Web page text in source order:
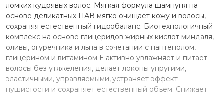
ломких кудрявых волос. Мягкая формула шампуня на
основе деликатных ПАВ мягко очищает кожу и волосы,
сохраняя естественный гидробаланс. Биотехнологичный
комплекс на основе глицеридов жирных кислот миндаля,
оливы, огуречника и льна в сочетании с пантенолом,
глицерином и витамином Е активно увлажняет и питает
волосы без утяжеления, делает локоны упругими,
эластичными, управляемыми, устраняет эффект
пушистости и сохраняет естественный объем. Снижает